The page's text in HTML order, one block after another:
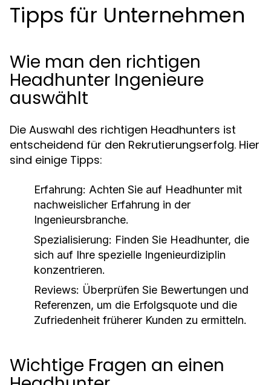
Tipps für Unternehmen
Wie man den richtigen
Headhunter Ingenieure
auswählt
Die Auswahl des richtigen Headhunters ist
entscheidend für den Rekrutierungserfolg. Hier
sind einige Tipps:
Erfahrung: Achten Sie auf Headhunter mit
nachweislicher Erfahrung in der
Ingenieursbranche.
Spezialisierung: Finden Sie Headhunter, die
sich auf Ihre spezielle Ingenieurdiziplin
konzentrieren.
Reviews: Überprüfen Sie Bewertungen und
Referenzen, um die Erfolgsquote und die
Zufriedenheit früherer Kunden zu ermitteln.
Wichtige Fragen an einen